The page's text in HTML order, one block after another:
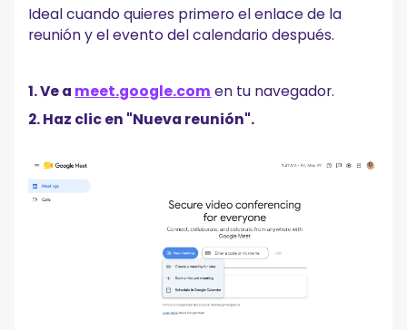
Ideal cuando quieres primero el enlace de la
reunión y el evento del calendario después.
1. Ve a meet.google.com en tu navegador.
2. Haz clic en "Nueva reunión".